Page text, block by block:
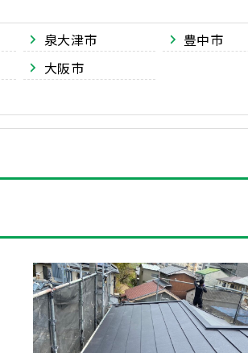
泉大津市
豊中市
大阪市